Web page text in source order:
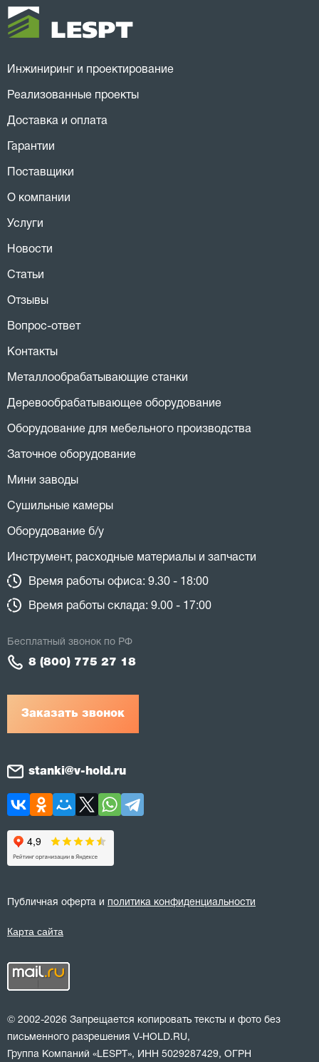
Инжиниринг и проектирование
Реализованные проекты
Доставка и оплата
Гарантии
Поставщики
О компании
Услуги
Новости
Статьи
Отзывы
Вопрос-ответ
Контакты
Металлообрабатывающие станки
Деревообрабатывающее оборудование
Оборудование для мебельного производства
Заточное оборудование
Мини заводы
Сушильные камеры
Оборудование б/у
Инструмент, расходные материалы и запчасти
Время работы офиса: 9.30 - 18:00
Время работы склада: 9.00 - 17:00
Заказать звонок
Бесплатный звонок по РФ
8 (800) 775 27 18
stanki@v-hold.ru
Публичная оферта и политика конфиденциальности
Карта сайта
© 2002-2026 Запрещается копировать тексты и фото без
письменного разрешения V-HOLD.RU,
Группа Компаний «LESPT», ИНН 5029287429, ОГРН